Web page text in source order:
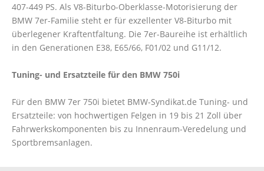
407-449 PS. Als V8-Biturbo-Oberklasse-Motorisierung der
BMW 7er-Familie steht er für exzellenter V8-Biturbo mit
überlegener Kraftentfaltung. Die 7er-Baureihe ist erhältlich
in den Generationen E38, E65/66, F01/02 und G11/12.
Tuning- und Ersatzteile für den BMW 750i
Für den BMW 7er 750i bietet BMW-Syndikat.de Tuning- und
Ersatzteile: von hochwertigen Felgen in 19 bis 21 Zoll über
Fahrwerkskomponenten bis zu Innenraum-Veredelung und
Sportbremsanlagen.